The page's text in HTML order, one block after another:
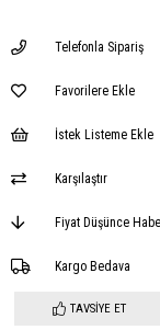
Telefonla Sipariş
Favorilere Ekle
İstek Listeme Ekle
Karşılaştır
Fiyat Düşünce
Kargo Bedava
TAVSIYE ET